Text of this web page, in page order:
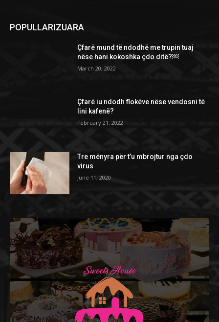
POPULLARIZUARA
Çfarë mund të ndodhë me trupin tuaj
nëse hani kokoshka çdo ditë?￼
March 20, 2022
Çfarë iu ndodh flokëve nëse vendosni të
lini kafenë?
February 21, 2022
Tre mënyra për t’u mbrojtur nga çdo
virus
June 11, 2020